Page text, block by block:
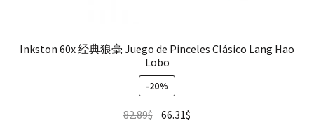
Inkston 60x 经典狼毫 Juego de Pinceles Clásico Lang Hao
Lobo
-20%
82.89$ 66.31$